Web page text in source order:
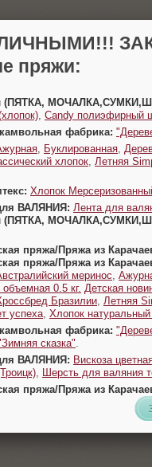
пряжи:
(ПЯТКА,
Candy полиэфирный
фабрика:
Буклированная
хлопок Летняя
Хлопок
ВАЛЯНИЯ: Лента для
(ПЯТКА,
пряжа/Пряжа из
пряжа/Пряжа из
меринос
объемная 0.5 кг. Детская
Бразилии Летняя
успеха Хлопок
фабрика:
сказка"
ВАЛЯНИЯ: Вискоза
Шерсть для валяния
пряжа/Пряжа из